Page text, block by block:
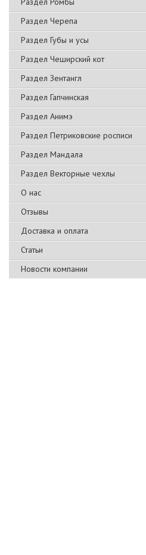
Раздел Черепа
Раздел Губы и усы
Раздел Чеширский кот
Раздел Зентангл
Раздел Гапчинская
Раздел Анимэ
Раздел Петриковские росписи
Раздел Мандала
Раздел Векторные чехлы
О нас
Отзывы
Доставка и оплата
Статьи
Новости компании